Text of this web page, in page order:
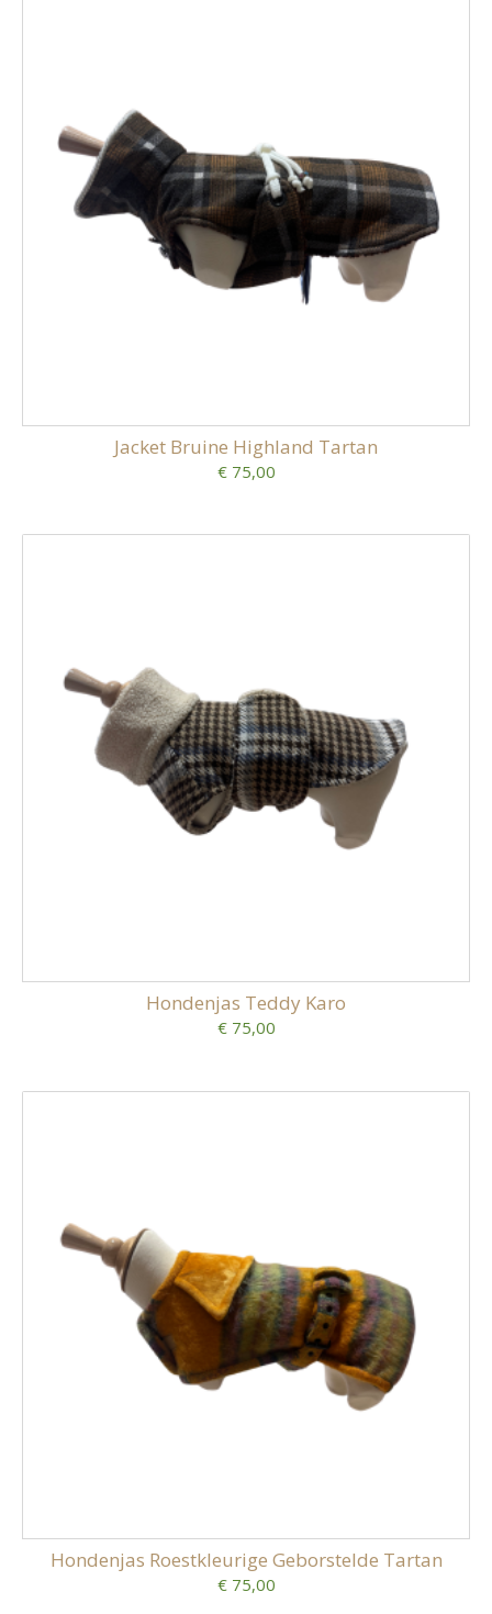
Jacket Bruine Highland Tartan
€ 75,00
Hondenjas Teddy Karo
€ 75,00
Hondenjas Roestkleurige Geborstelde Tartan
€ 75,00